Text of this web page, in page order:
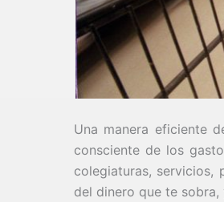
Una manera eficiente
consciente de los
colegiaturas,
del dinero que te